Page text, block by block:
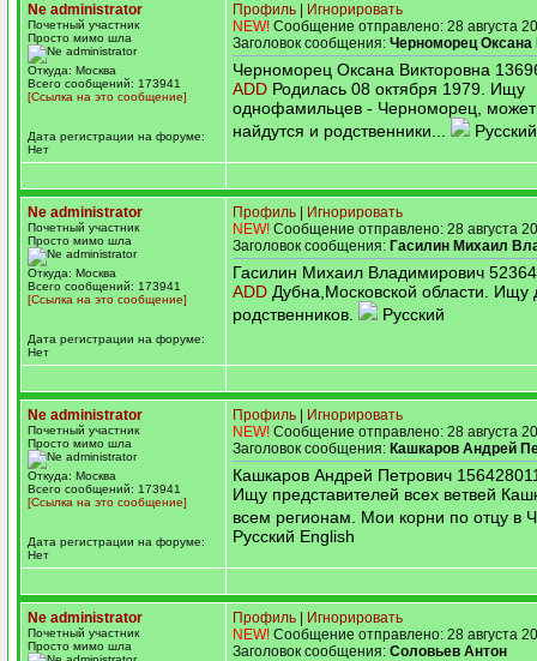
Ne administrator
Почетный участник
Просто мимо шла
Откуда: Москва
Всего сообщений: 173941
[Ссылка на это сообщение]
Дата регистрации на форуме:
Нет
Профиль
Игнорировать
NEW! Сообщение отправлено: 28 августа
Заголовок сообщения: Черноморец Оксана
Черноморец Оксана Викторовна
ADD Родилась 08 октября 1979. Ищу
однофамильцев - Черноморец,
найдутся и родственники...
Ne administrator
Почетный участник
Просто мимо шла
Откуда: Москва
Всего сообщений: 173941
[Ссылка на это сообщение]
Дата регистрации на форуме:
Нет
Профиль
Игнорировать
NEW! Сообщение отправлено: 28 августа
Заголовок сообщения: Гасилин Михаил
Гасилин Михаил Владимирович
ADD Дубна,Московской области. Ищу
родственников.
Русский
Ne administrator
Почетный участник
Просто мимо шла
Откуда: Москва
Всего сообщений: 173941
[Ссылка на это сообщение]
Дата регистрации на форуме:
Нет
Профиль
Игнорировать
NEW! Сообщение отправлено: 28 августа
Заголовок сообщения: Кашкаров Андрей
Кашкаров Андрей Петрович
Ищу представителей всех ветвей
всем регионам. Мои корни по отцу в
Русский English
Ne administrator
Почетный участник
Просто мимо шла
Профиль
Игнорировать
NEW! Сообщение отправлено: 28 августа
Заголовок сообщения: Соловьев Антон